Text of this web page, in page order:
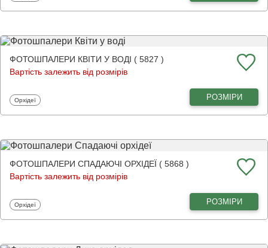
ФОТОШПАЛЕРИ КВІТИ У ВОДІ ( 5827 )
Вартість залежить від розмірів
Фотошпалери
Орхідеї РОЗМІРИ
ФОТОШПАЛЕРИ СПАДАЮЧІ ОРХІДЕЇ ( 5868 )
Вартість залежить від розмірів
Фотошпалери
Орхідеї РОЗМІРИ